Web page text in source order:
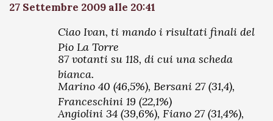
27 Settembre 2009 alle 20:41
Ciao Ivan, ti mando i risultati finali del
Pio La Torre
87 votanti su 118, di cui una scheda
bianca.
Marino 40 (46,5%), Bersani 27 (31,4),
Franceschini 19 (22,1%)
Angiolini 34 (39,6%), Fiano 27 (31,4%),